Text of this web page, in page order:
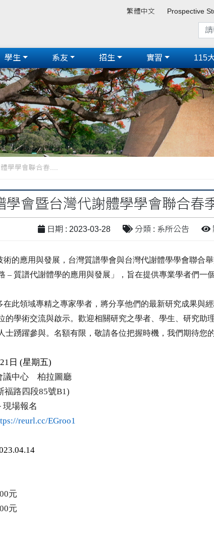
繁體中文 Prospective
學生 系友 招生 實習 115
學學會聯合春....
學會暨台灣代謝體學學會聯合春
日期 : 2023-03-28 分類 : 系所公告
術的應用與發展，台灣質譜學會與台灣代謝體學學會聯合
– 質譜代謝體學的應用與發展」，旨在提供專業學者們一
在此領域專精之專家學者，將分享他們的最新研究成果與
的學術交流與啟示。歡迎相關研究之學者、學生、研究助
士踴躍參與。名額有限，敬請各位把握時機，我們期待您
21 日 (星期五)
議中心 柏拉圖廳
福路四段85號B1)
現場報名
reurl.cc/EGroo1
3.04.14
元
元